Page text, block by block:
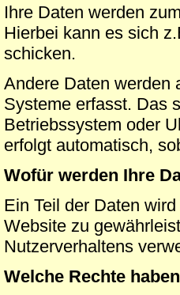
Ihre Daten werden
Hierbei kann es sich
schicken.
Andere Daten werden
Systeme erfasst. Das
Betriebssystem oder
erfolgt automatisch,
Wofür werden Ihre
Ein Teil der Daten
Website zu
Nutzerverhaltens
Welche Rechte